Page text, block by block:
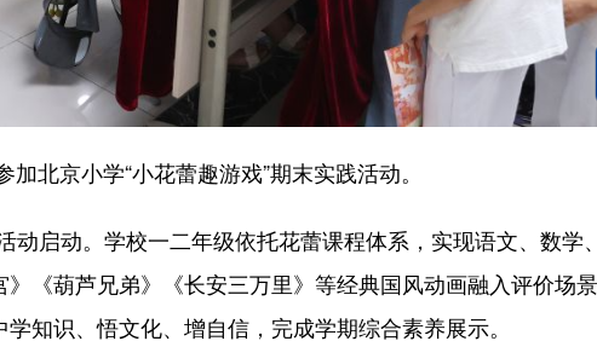
加北京小学“小花蕾趣游戏”期末实践活动。
启动。学校一二年级依托花蕾课程体系，实现语文、数学
《葫芦兄弟》《长安三万里》等经典国风动画融入评价场景
知识、悟文化、增自信，完成学期综合素养展示。